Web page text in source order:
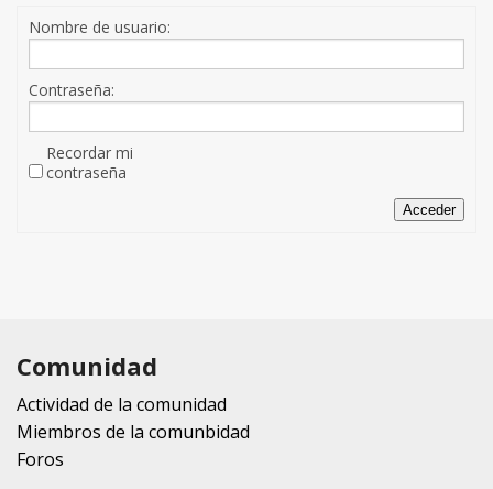
Nombre de usuario:
Contraseña:
Recordar mi
contraseña
Acceder
Comunidad
Actividad de la comunidad
Miembros de la comunbidad
Foros